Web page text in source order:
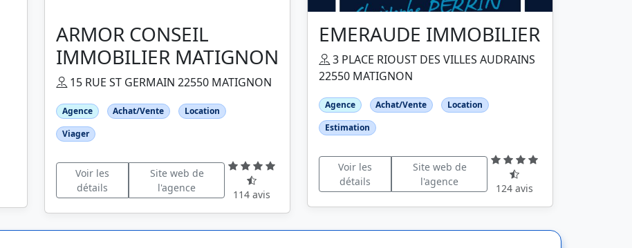
ARMOR CONSEIL
IMMOBILIER MATIGNON
15 RUE ST GERMAIN 22550 MATIGNON
Agence Achat/Vente
Location
Viager
Voir les
détails
Site web de
l'agence
114 avis
EMERAUDE IMMOBILIER
3 PLACE RIOUST DES VILLES AUDRAINS
22550 MATIGNON
Agence Achat/Vente
Location
Estimation
Voir les
détails
Site web de
l'agence
124 avis